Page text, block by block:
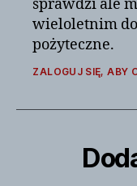
sprawdzi ale
wieloletnim
pożyteczne.
ZALOGUJ SIĘ, ABY